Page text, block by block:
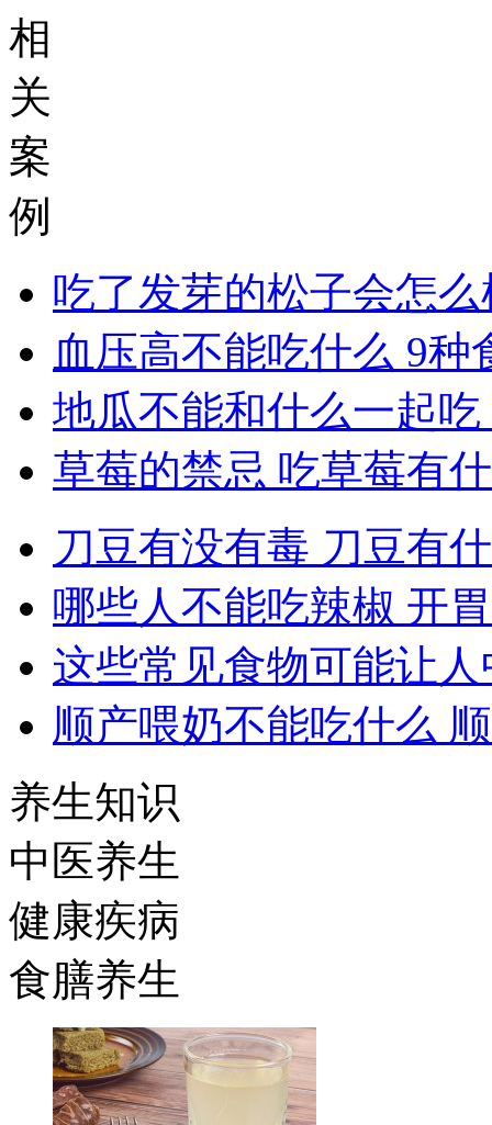
相
关
案
例
吃了发芽的松子会怎
血压高不能吃什么 9种
地瓜不能和什么一起
草莓的禁忌 吃草莓有
刀豆有没有毒 刀豆有
哪些人不能吃辣椒 开
这些常见食物可能让人
顺产喂奶不能吃什么
养生知识
中医养生
健康疾病
食膳养生